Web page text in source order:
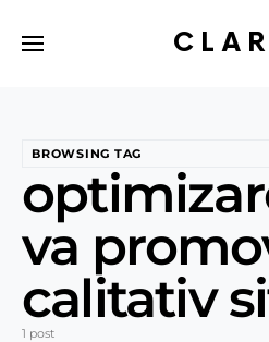
BROWSING TAG
va
calitativ
1 post